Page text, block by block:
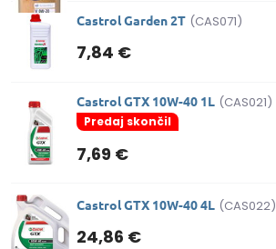
Castrol Garden 2T (CAS071)
7,84 €
Castrol GTX 10W-40 1L (CAS021)
Predaj skončil
7,69 €
Castrol GTX 10W-40 4L (CAS022)
24,86 €